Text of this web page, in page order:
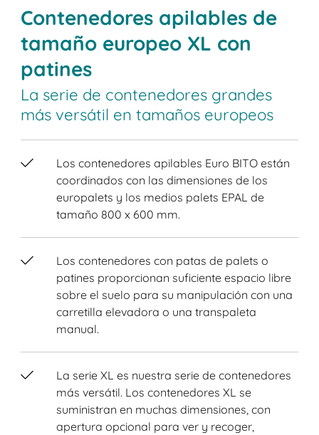
Contenedores apilables de
tamaño europeo XL con
patines
La serie de contenedores grandes
más versátil en tamaños europeos
Los contenedores apilables Euro BITO están
coordinados con las dimensiones de los
europalets y los medios palets EPAL de
tamaño 800 x 600 mm.
Los contenedores con patas de palets o
patines proporcionan suficiente espacio libre
sobre el suelo para su manipulación con una
carretilla elevadora o una transpaleta
manual.
La serie XL es nuestra serie de contenedores
más versátil. Los contenedores XL se
suministran en muchas dimensiones, con
apertura opcional para ver y recoger,